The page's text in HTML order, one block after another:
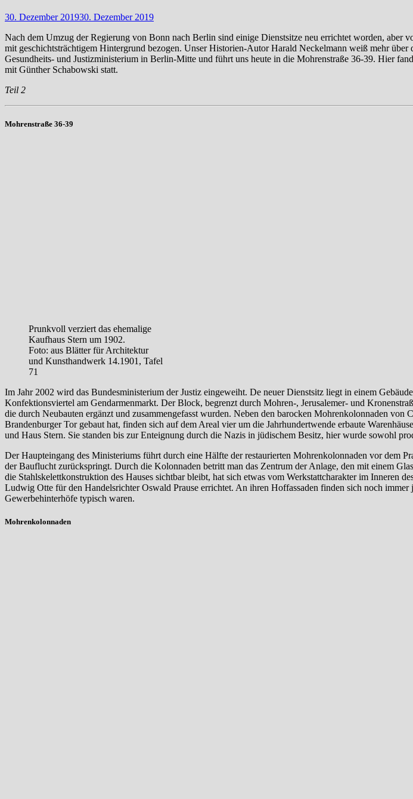
30. Dezember 201930. Dezember 2019
Nach dem Umzug der Regierung von Bonn nach Berlin sind einige Dienstsitze neu errichtet worden, aber
mit geschichtsträchtigem Hintergrund bezogen. Unser Historien-Autor Harald Neckelmann weiß mehr über
Gesundheits- und Justizministerium in Berlin-Mitte und führt uns heute in die Mohrenstraße 36-39. Hier
mit Günther Schabowski statt.
Teil 2
Mohrenstraße 36-39
Prunkvoll verziert das ehemalige
Kaufhaus Stern um 1902.
Foto: aus Blätter für Architektur
und Kunsthandwerk 14.1901, Tafel
71
Im Jahr 2002 wird das Bundesministerium der Justiz eingeweiht. De neuer Dienstsitz liegt in einem
Konfektionsviertel am Gendarmenmarkt. Der Block, begrenzt durch Mohren-, Jerusalemer- und
die durch Neubauten ergänzt und zusammengefasst wurden. Neben den barocken Mohrenkolonnaden von
Brandenburger Tor gebaut hat, finden sich auf dem Areal vier um die Jahrhundertwende erbaute
und Haus Stern. Sie standen bis zur Enteignung durch die Nazis in jüdischem Besitz, hier wurde sowohl
Der Haupteingang des Ministeriums führt durch eine Hälfte der restaurierten Mohrenkolonnaden vor dem
der Bauflucht zurückspringt. Durch die Kolonnaden betritt man das Zentrum der Anlage, den mit einem
die Stahlskelettkonstruktion des Hauses sichtbar bleibt, hat sich etwas vom Werkstattcharakter im Inneren
Ludwig Otte für den Handelsrichter Oswald Prause errichtet. An ihren Hoffassaden finden sich noch
Gewerbehinterhöfe typisch waren.
Mohrenkolonnaden